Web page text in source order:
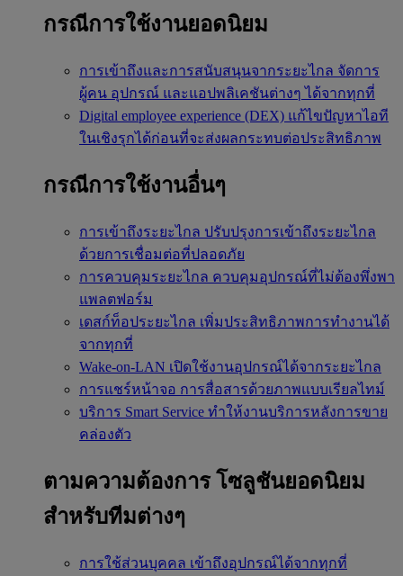
กรณีการใช้งานยอดนิยม
การเข้าถึงและการสนับสนุนจากระยะไกล จัดการ
ผู้คน อุปกรณ์ และแอปพลิเคชันต่างๆ ได้จากทุกที่
Digital employee experience (DEX) แก้ไขปัญหาไอที
ในเชิงรุกได้ก่อนที่จะส่งผลกระทบต่อประสิทธิภาพ
กรณีการใช้งานอื่นๆ
การเข้าถึงระยะไกล ปรับปรุงการเข้าถึงระยะไกล
ด้วยการเชื่อมต่อที่ปลอดภัย
การควบคุมระยะไกล ควบคุมอุปกรณ์ที่ไม่ต้องพึ่งพา
แพลตฟอร์ม
เดสก์ท็อประยะไกล เพิ่มประสิทธิภาพการทำงานได้
จากทุกที่
Wake-on-LAN เปิดใช้งานอุปกรณ์ได้จากระยะไกล
การแชร์หน้าจอ การสื่อสารด้วยภาพแบบเรียลไทม์
บริการ Smart Service ทำให้งานบริการหลังการขาย
คล่องตัว
ตามความต้องการ โซลูชันยอดนิยม
สำหรับทีมต่างๆ
การใช้ส่วนบุคคล เข้าถึงอุปกรณ์ได้จากทุกที่